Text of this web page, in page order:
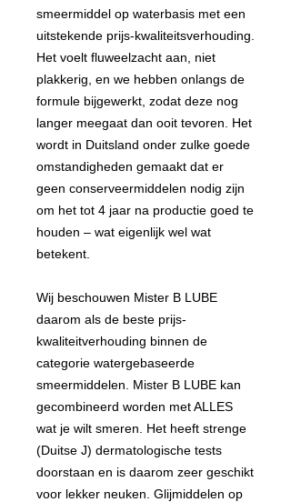
smeermiddel op waterbasis met een
uitstekende prijs-kwaliteitsverhouding.
Het voelt fluweelzacht aan, niet
plakkerig, en we hebben onlangs de
formule bijgewerkt, zodat deze nog
langer meegaat dan ooit tevoren. Het
wordt in Duitsland onder zulke goede
omstandigheden gemaakt dat er
geen conserveermiddelen nodig zijn
om het tot 4 jaar na productie goed te
houden – wat eigenlijk wel wat
betekent.
Wij beschouwen Mister B LUBE
daarom als de beste prijs-
kwaliteitverhouding binnen de
categorie watergebaseerde
smeermiddelen. Mister B LUBE kan
gecombineerd worden met ALLES
wat je wilt smeren. Het heeft strenge
(Duitse J) dermatologische tests
doorstaan en is daarom zeer geschikt
voor lekker neuken. Glijmiddelen op